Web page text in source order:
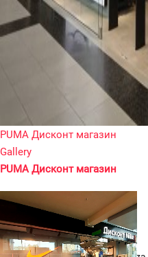
PUMA Дисконт магазин
Gallery
PUMA Дисконт магазин


Nike Discount Center